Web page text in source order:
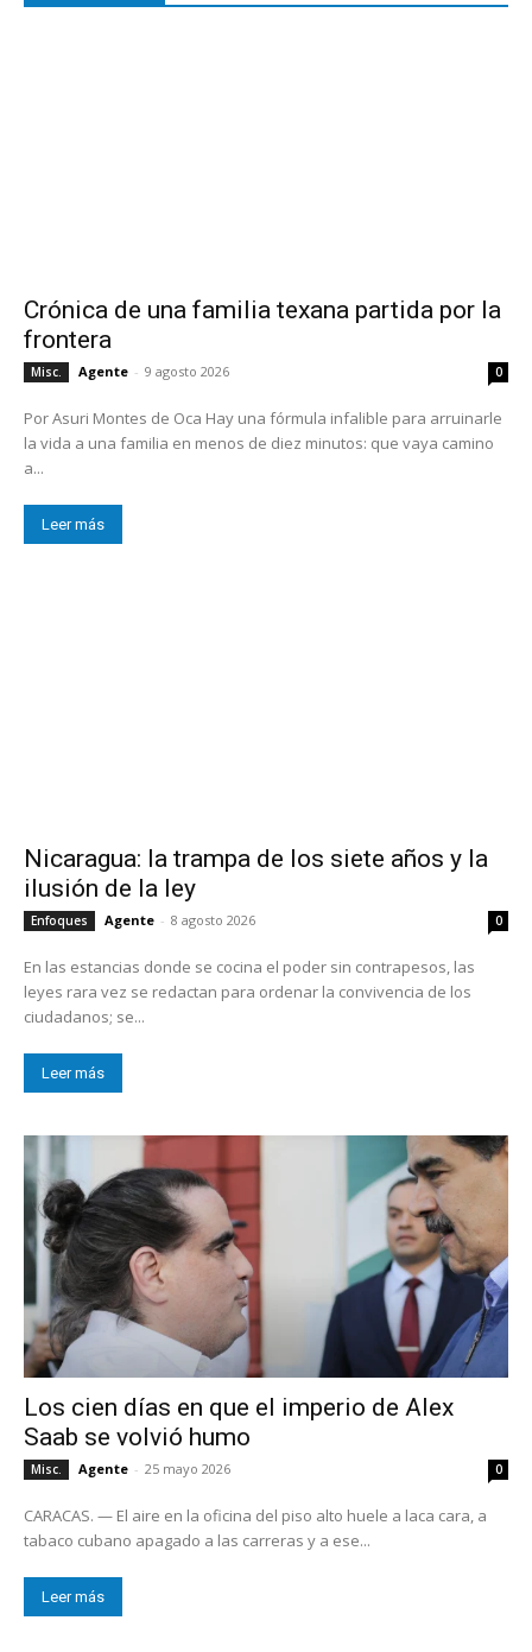
Crónica de una familia texana partida por la
frontera
Misc. Agente - 9 agosto 2026 0
Por Asuri Montes de Oca Hay una fórmula infalible para arruinarle
la vida a una familia en menos de diez minutos: que vaya camino
a...
Leer más
Nicaragua: la trampa de los siete años y la
ilusión de la ley
Enfoques Agente - 8 agosto 2026 0
En las estancias donde se cocina el poder sin contrapesos, las
leyes rara vez se redactan para ordenar la convivencia de los
ciudadanos; se...
Leer más
Los cien días en que el imperio de Alex
Saab se volvió humo
Misc. Agente - 25 mayo 2026 0
CARACAS. — El aire en la oficina del piso alto huele a laca cara, a
tabaco cubano apagado a las carreras y a ese...
Leer más